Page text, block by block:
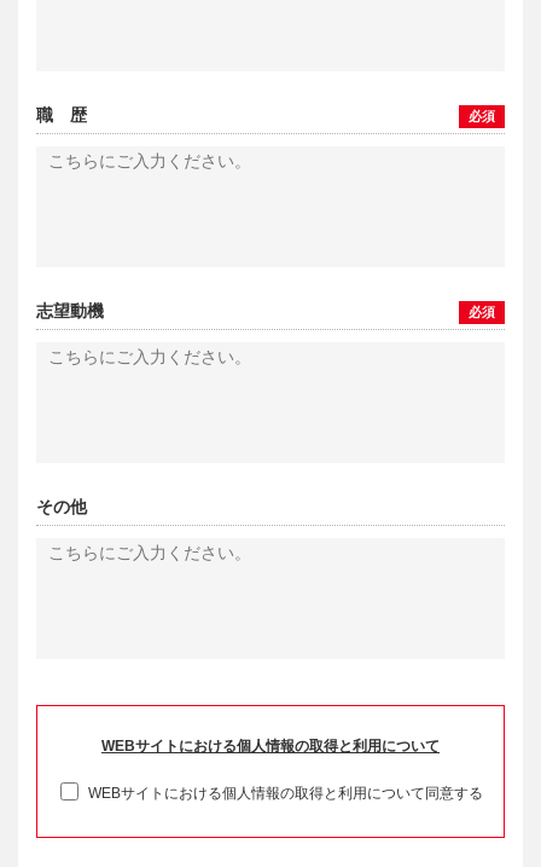
職 歴 必須
志望動機 必須
その他
WEBサイトにおける個人情報の取得と利用について
WEBサイトにおける個人情報の取得と利用について同意する